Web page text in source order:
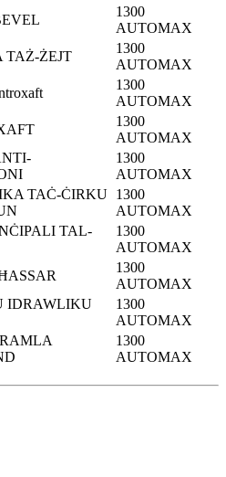
1300
AUTOMAX
TAŻ-ŻEJT
1300
AUTOMAX
1300
AUTOMAX
1300
AUTOMAX
1300
AUTOMAX
TAĊ-ĊIRKU 1300
AUTOMAX
TAL-
1300
AUTOMAX
1300
AUTOMAX
IDRAWLIKU
1300
AUTOMAX
1300
AUTOMAX